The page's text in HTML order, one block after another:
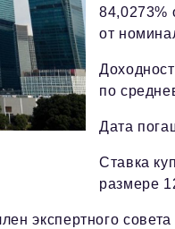
84,0273%
от
по
Дата
Ставка
размере
экспертного